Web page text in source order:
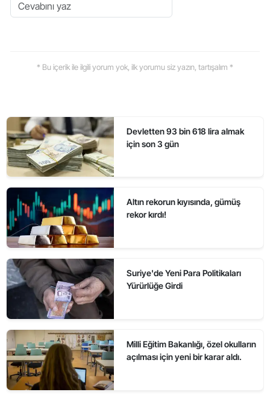
* Bu içerik ile ilgili yorum yok, ilk yorumu siz yazın, tartışalım *
Devletten 93 bin 618 lira almak
için son 3 gün
Altın rekorun kıyısında, gümüş
rekor kırdı!
Suriye'de Yeni Para Politikaları
Yürürlüğe Girdi
Milli Eğitim Bakanlığı, özel okulların
açılması için yeni bir karar aldı.